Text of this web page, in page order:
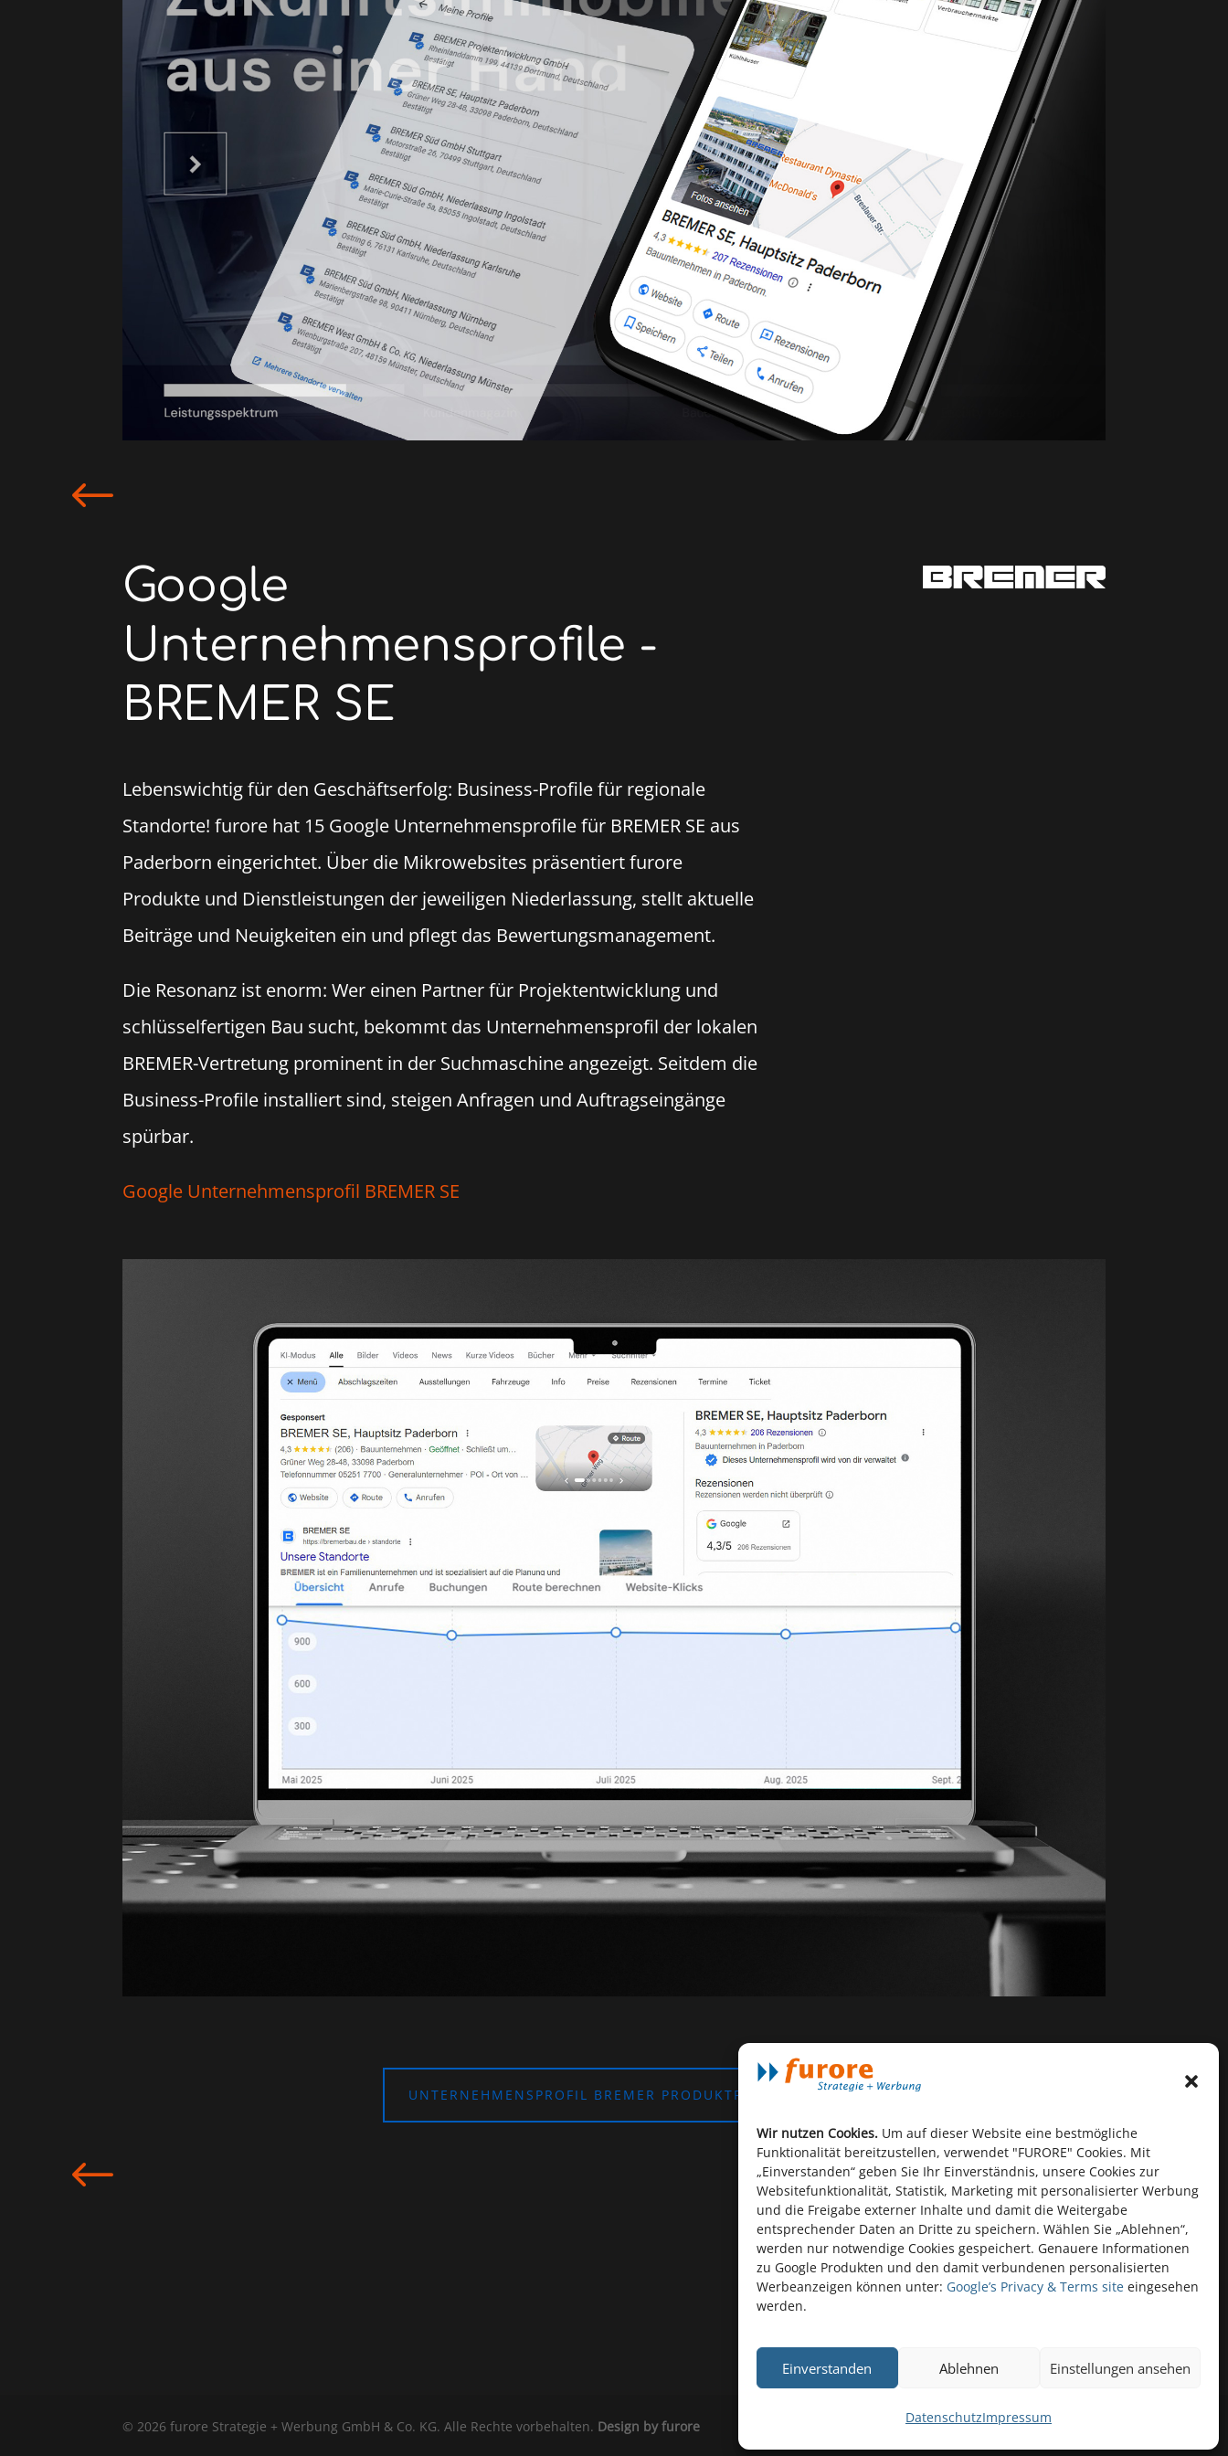
Wir nutzen Cookies. Um auf dieser Website eine bestmögliche
Funktionalität bereitzustellen, verwendet "FURORE" Cookies. Mit
„Einverstanden“ geben Sie Ihr Einverständnis, unsere Cookies zur
Websitefunktionalität, Statistik, Marketing mit personalisierter Werbung
und die Freigabe externer Inhalte und damit die Weitergabe
entsprechender Daten an Dritte zu speichern. Wählen Sie „Ablehnen“,
werden nur notwendige Cookies gespeichert. Genauere Informationen
zu Google Produkten und den damit verbundenen personalisierten
Werbeanzeigen können unter: Google’s Privacy & Terms site eingesehen
werden.
Einverstanden Ablehnen Einstellungen ansehen
DatenschutzImpressum
#
Google
Unternehmensprofile -
BREMER SE
Lebenswichtig für den Geschäftserfolg: Business-Profile für regionale
Standorte! furore hat 15 Google Unternehmensprofile für BREMER SE aus
Paderborn eingerichtet. Über die Mikrowebsites präsentiert furore
Produkte und Dienstleistungen der jeweiligen Niederlassung, stellt aktuelle
Beiträge und Neuigkeiten ein und pflegt das Bewertungsmanagement.
Die Resonanz ist enorm: Wer einen Partner für Projektentwicklung und
schlüsselfertigen Bau sucht, bekommt das Unternehmensprofil der lokalen
BREMER-Vertretung prominent in der Suchmaschine angezeigt. Seitdem die
Business-Profile installiert sind, steigen Anfragen und Auftragseingänge
spürbar.
Google Unternehmensprofil BREMER SE
UNTERNEHMENSPROFIL BREMER PRODUKTPORTFOLIO
#
© 2026 furore Strategie + Werbung GmbH & Co. KG. Alle Rechte vorbehalten. Design by furore